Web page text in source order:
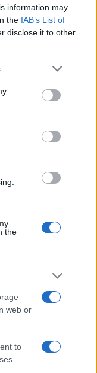
information may
the IAB’s List of
disclose it to other
or more Google
You may click to
party tags to
in below Google
the
web or
to
de que llegue a la
de actualidad
de DJ